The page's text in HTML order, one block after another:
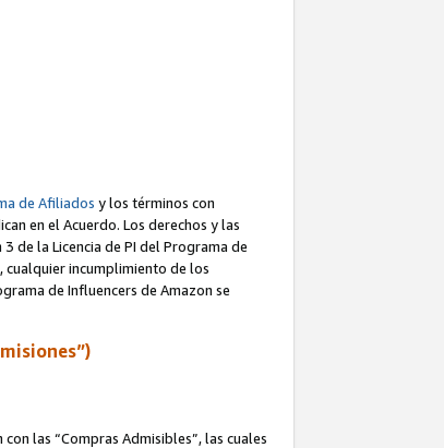
de Afiliados y los términos con
en el Acuerdo. Los derechos y las
de la Licencia de PI del Programa de
cualquier incumplimiento de los
de Influencers de Amazon se
las “Compras Admisibles”, las cuales